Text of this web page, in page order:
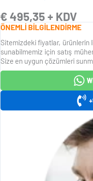
€ 495,35 + KDV
ÖNEMLİ BİLGİLENDİRME
Sitemizdeki fiyatlar, ürünlerin
sunabilmemiz için satış
Size en uygun çözümleri